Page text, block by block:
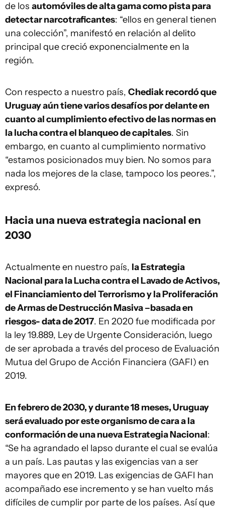
de los automóviles de alta gama como pista para
detectar narcotraficantes: “ellos en general tienen
una colección”, manifestó en relación al delito
principal que creció exponencialmente en la
región.
Con respecto a nuestro país, Chediak recordó que
Uruguay aún tiene varios desafíos por delante en
cuanto al cumplimiento efectivo de las normas en
la lucha contra el blanqueo de capitales. Sin
embargo, en cuanto al cumplimiento normativo
“estamos posicionados muy bien. No somos para
nada los mejores de la clase, tampoco los peores.”,
expresó.
Hacia una nueva estrategia nacional en
2030
Actualmente en nuestro país, la Estrategia
Nacional para la Lucha contra el Lavado de Activos,
el Financiamiento del Terrorismo y la Proliferación
de Armas de Destrucción Masiva –basada en
riesgos- data de 2017. En 2020 fue modificada por
la ley 19.889, Ley de Urgente Consideración, luego
de ser aprobada a través del proceso de Evaluación
Mutua del Grupo de Acción Financiera (GAFI) en
2019.
En febrero de 2030, y durante 18 meses, Uruguay
será evaluado por este organismo de cara a la
conformación de una nueva Estrategia Nacional:
“Se ha agrandado el lapso durante el cual se evalúa
a un país. Las pautas y las exigencias van a ser
mayores que en 2019. Las exigencias de GAFI han
acompañado ese incremento y se han vuelto más
difíciles de cumplir por parte de los países. Así que